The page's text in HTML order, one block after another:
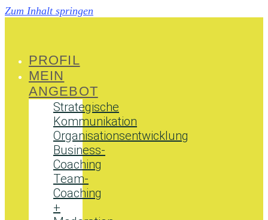
Zum Inhalt springen
PROFIL
MEIN
ANGEBOT
Strategische
Kommunikation
Organisationsentwicklung
Business-
Coaching
Team-
Coaching
+